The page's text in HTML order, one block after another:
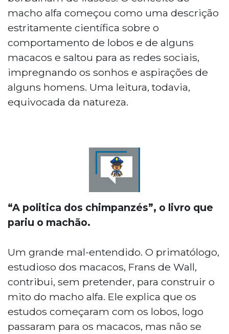
macho alfa começou como uma descrição
estritamente científica sobre o
comportamento de lobos e de alguns
macacos e saltou para as redes sociais,
impregnando os sonhos e aspirações de
alguns homens. Uma leitura, todavia,
equivocada da natureza.
“A politica dos chimpanzés”, o livro que
pariu o machão.
Um grande mal-entendido. O primatólogo,
estudioso dos macacos, Frans de Wall,
contribui, sem pretender, para construir o
mito do macho alfa. Ele explica que os
estudos começaram com os lobos, logo
passaram para os macacos, mas não se